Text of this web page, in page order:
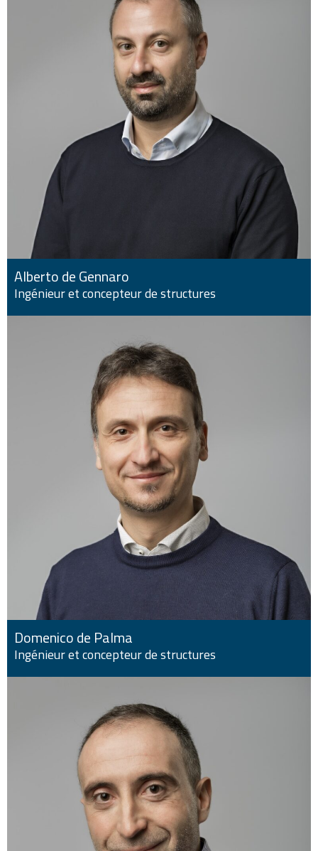
Alberto de Gennaro
Ingénieur et concepteur de structures
Domenico de Palma
Ingénieur et concepteur de structures